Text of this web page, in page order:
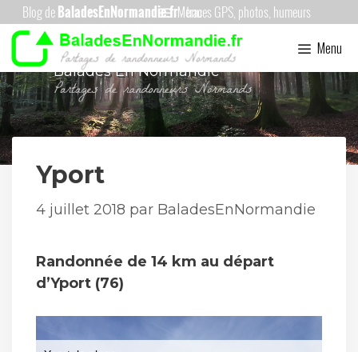
Aller
au
contenu
Menu
Menu
Balades En Normandie
Yport
4 juillet 2018 par BaladesEnNormandie
Randonnée de 14 km au départ
d’Yport (76)